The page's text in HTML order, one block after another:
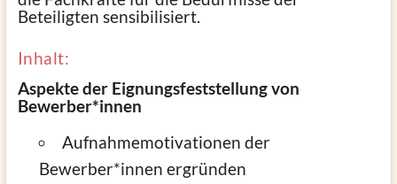
Beteiligten sensibilisiert.
Inhalt:
Aspekte der Eignungsfeststellung von
Bewerber*innen
Aufnahmemotivationen der
Bewerber*innen ergründen